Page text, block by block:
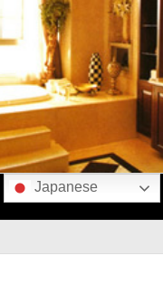
Japanese